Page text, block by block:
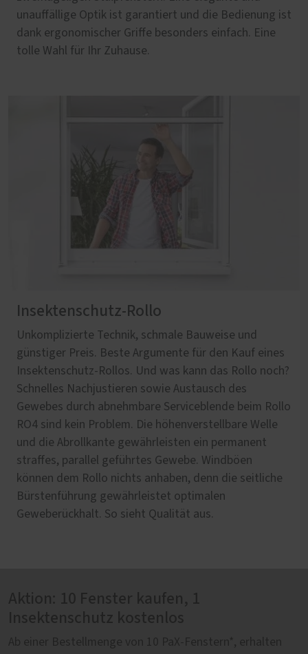
unauffällige Optik ist garantiert und die Bedienung ist
dank ergonomischer Griffe besonders einfach. Eine
tolle Wahl für Ihr Zuhause.
Insektenschutz-Rollo
Unkomplizierte Technik, schmale Bauweise und
günstiger Preis. Beste Argumente für den Kauf eines
Insektenschutz-Rollos. Und was kann das Rollo noch?
Schnelles Nachjustieren sowie Austausch des
Gewebes durch abnehmbare Serviceblende beim Rollo
RO4 sind kein Problem. Die höhenverstellbare Welle
und die Abrollkante gewährleisten ein permanent
straffes, parallel geführtes Gewebe. Windböen
können dem Rollo nichts anhaben, denn die seitliche
Bürstenführung gewährleistet optimalen
Geweberückhalt. So sieht Qualität aus.